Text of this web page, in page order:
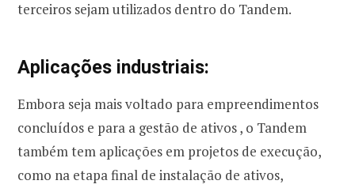
terceiros sejam utilizados dentro do Tandem.
Aplicações industriais:
Embora seja mais voltado para empreendimentos
concluídos e para a gestão de ativos , o Tandem
também tem aplicações em projetos de execução,
como na etapa final de instalação de ativos,